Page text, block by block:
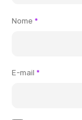
Nome *
E-mail *